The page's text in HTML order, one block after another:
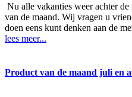
Nu alle vakanties weer achter
van de maand. Wij vragen u
doen eens kunt denken aan de
lees meer...
Product van de maand juli en